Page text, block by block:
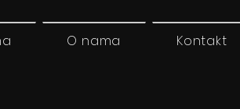
O nama Kontakt